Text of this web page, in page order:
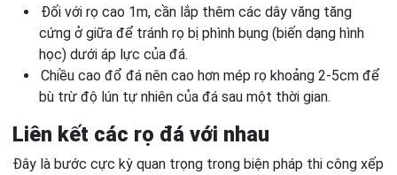
Đối với rọ cao 1m, cần lắp thêm các dây văng tăng
cứng ở giữa để tránh rọ bị phình bụng (biến dạng hình
học) dưới áp lực của đá.
Chiều cao đổ đá nên cao hơn mép rọ khoảng 2-5cm để
bù trừ độ lún tự nhiên của đá sau một thời gian.
Liên kết các rọ đá với nhau
Đây là bước cực kỳ quan trọng trong biện pháp thi công xếp